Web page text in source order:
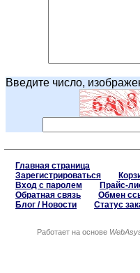
Введите число,
Главная страница
Зарегистрироваться
Вход с паролем
Прайс-
Обратная связь
Обмен
Блог / Новости
Статус
Работает на основе